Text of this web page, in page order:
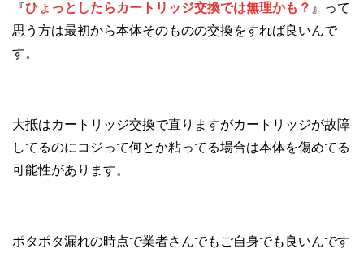
『ひょっとしたらカートリッジ交換では無理かも？ 』って
思う方は最初から本体そのものの交換をすれば良いんで
す。
大抵はカートリッジ交換で直りますがカートリッジが故障
してるのにコジって何とか粘ってる場合は本体を傷めてる
可能性があります。
ポタポタ漏れの時点で業者さんでもご自身でも良いんです